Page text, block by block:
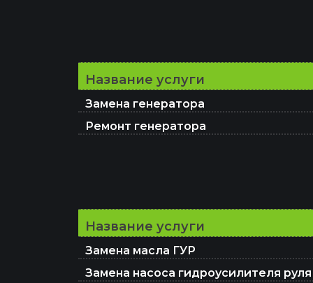
Название услуги
Замена генератора
Ремонт генератора
Название услуги
Замена масла ГУР
Замена насоса гидроусилителя руля